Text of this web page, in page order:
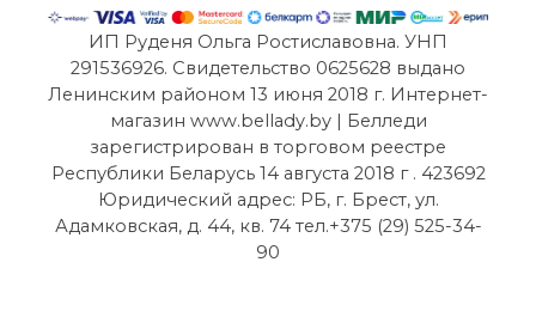
ИП Руденя Ольга Ростиславовна. УНП
291536926. Свидетельство 0625628 выдано
Ленинским районом 13 июня 2018 г. Интернет-
магазин www.bellady.by | Белледи
зарегистрирован в торговом реестре
Республики Беларусь 14 августа 2018 г . 423692
Юридический адрес: РБ, г. Брест, ул.
Адамковская, д. 44, кв. 74 тел.+375 (29) 525-34-
90